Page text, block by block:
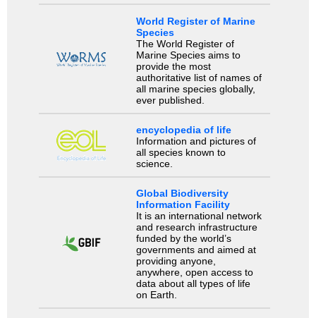
World Register of Marine
Species
The World Register of
Marine Species aims to
provide the most
authoritative list of names of
all marine species globally,
ever published.
encyclopedia of life
Information and pictures of
all species known to
science.
Global Biodiversity
Information Facility
It is an international network
and research infrastructure
funded by the world’s
governments and aimed at
providing anyone,
anywhere, open access to
data about all types of life
on Earth.